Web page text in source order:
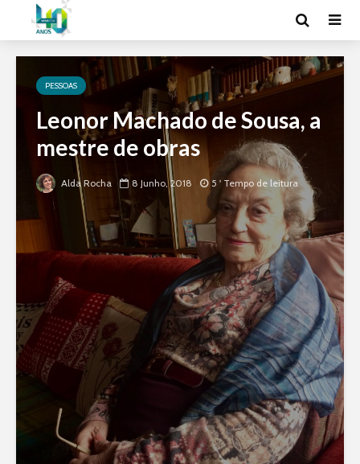
PESSOAS
Leonor Machado de Sousa, a
mestre de obras
Alda Rocha 8 Junho, 2018 5 ' Tempo de leitura
Não tem 40 anos,
mas é a mais
popular desde que
há Facebook
O que ficou por
contar sobre as
torres da NOVA
FCSH
Os
primeiras
O
aulas na
FCSH
O dia em